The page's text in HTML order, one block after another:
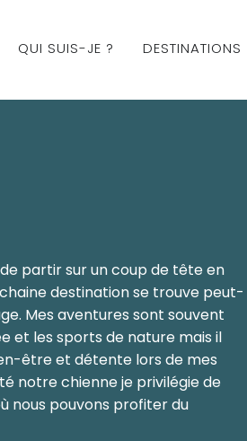
QUI SUIS-JE ? DESTINATIONS
partir sur un coup de tête en
destination se trouve peut-
Mes aventures sont souvent
et les sports de nature mais il
être et détente lors de mes
notre chienne je privilégie de
nous pouvons profiter du